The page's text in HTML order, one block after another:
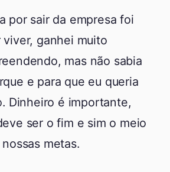
por sair da empresa foi
viver, ganhei muito
mas não sabia
e para que eu queria
Dinheiro é importante,
ser o fim e sim o meio
metas.